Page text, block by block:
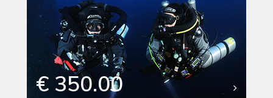
€ 350.00